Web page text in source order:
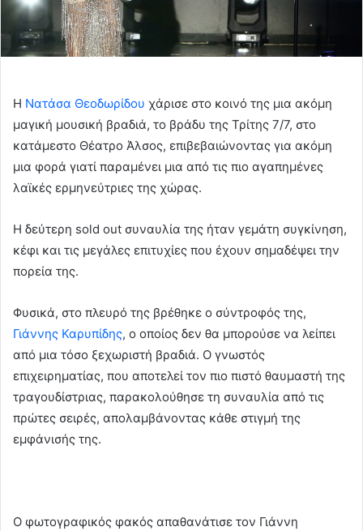
Η Νατάσα Θεοδωρίδου χάρισε στο κοινό της μια ακόμη
μαγική μουσική βραδιά, το βράδυ της Τρίτης 7/7, στο
κατάμεστο Θέατρο Άλσος, επιβεβαιώνοντας για ακόμη
μια φορά γιατί παραμένει μια από τις πιο αγαπημένες
λαϊκές ερμηνεύτριες της χώρας.
Η δεύτερη sold out συναυλία της ήταν γεμάτη συγκίνηση,
κέφι και τις μεγάλες επιτυχίες που έχουν σημαδέψει την
πορεία της.
Φυσικά, στο πλευρό της βρέθηκε ο σύντροφός της,
Γιάννης Καρυπίδης, ο οποίος δεν θα μπορούσε να λείπει
από μια τόσο ξεχωριστή βραδιά. Ο γνωστός
επιχειρηματίας, που αποτελεί τον πιο πιστό θαυμαστή της
τραγουδίστριας, παρακολούθησε τη συναυλία από τις
πρώτες σειρές, απολαμβάνοντας κάθε στιγμή της
εμφάνισής της.
Ο φωτογραφικός φακός απαθανάτισε τον Γιάννη